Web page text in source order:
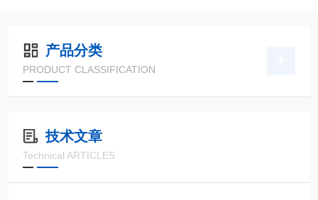
产品分类
PRODUCT CLASSIFICATION
技术文章
Technical ARTICLES